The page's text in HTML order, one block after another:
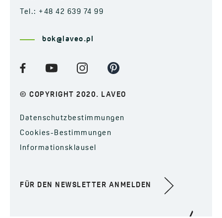
Tel.: +48 42 639 74 99
bok@laveo.pl
© COPYRIGHT 2020. LAVEO
Datenschutzbestimmungen
Cookies-Bestimmungen
Informationsklausel
FÜR DEN NEWSLETTER ANMELDEN